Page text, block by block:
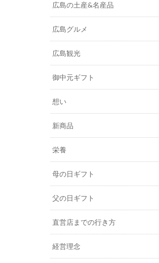
広島の土産&名産品
広島グルメ
広島観光
御中元ギフト
想い
新商品
栄養
母の日ギフト
父の日ギフト
直営店までの行き方
経営理念